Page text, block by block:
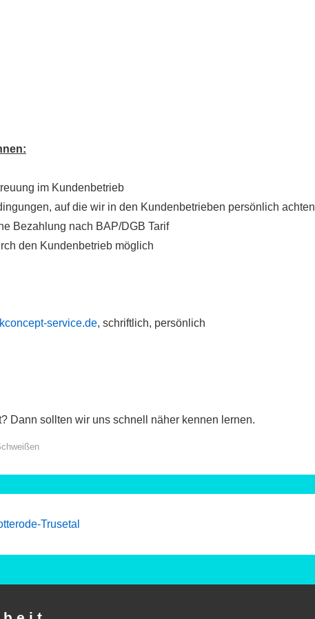
im Kundenbetrieb
auf die wir in den Kundenbetrieben persönlich achten
Bezahlung nach BAP/DGB Tarif
den Kundenbetrieb möglich
service.de, schriftlich, persönlich
Dann sollten wir uns schnell näher kennen lernen.
Trusetal